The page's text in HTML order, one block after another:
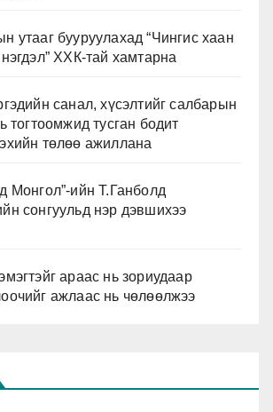
утааг бууруулахад “Чингис хаан
ХХК-тай хамтарна
санал, хүсэлтийг салбарын
тогтоомжид тусган бодит
төлөө ажиллана
Монгол”-ийн Т.Ганболд
сонгуульд нэр дэвшихээ
араас нь зориудаар
ажлаас нь чөлөөлжээ